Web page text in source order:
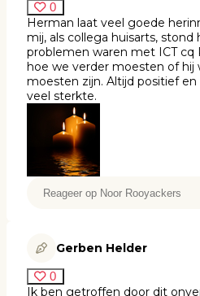
0
Herman laat veel goede
mij, als collega huisarts, stond
problemen waren met ICT cq
hoe we verder moesten of hij
moesten zijn. Altijd positief en
veel sterkte.
Gerben Helder
0
Ik ben getroffen door dit